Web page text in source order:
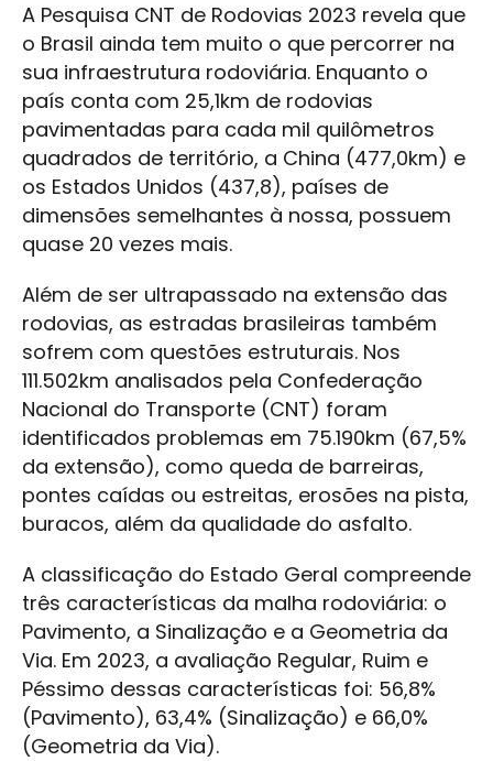
A Pesquisa CNT de Rodovias 2023 revela que
o Brasil ainda tem muito o que percorrer na
sua infraestrutura rodoviária. Enquanto o
país conta com 25,1km de rodovias
pavimentadas para cada mil quilômetros
quadrados de território, a China (477,0km) e
os Estados Unidos (437,8), países de
dimensões semelhantes à nossa, possuem
quase 20 vezes mais.
Além de ser ultrapassado na extensão das
rodovias, as estradas brasileiras também
sofrem com questões estruturais. Nos
111.502km analisados pela Confederação
Nacional do Transporte (CNT) foram
identificados problemas em 75.190km (67,5%
da extensão), como queda de barreiras,
pontes caídas ou estreitas, erosões na pista,
buracos, além da qualidade do asfalto.
A classificação do Estado Geral compreende
três características da malha rodoviária: o
Pavimento, a Sinalização e a Geometria da
Via. Em 2023, a avaliação Regular, Ruim e
Péssimo dessas características foi: 56,8%
(Pavimento), 63,4% (Sinalização) e 66,0%
(Geometria da Via).